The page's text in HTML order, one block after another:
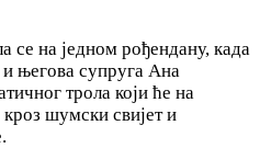
се на једном рођендану, када
његова супруга Ана
трола који ће на
шумски свијет и